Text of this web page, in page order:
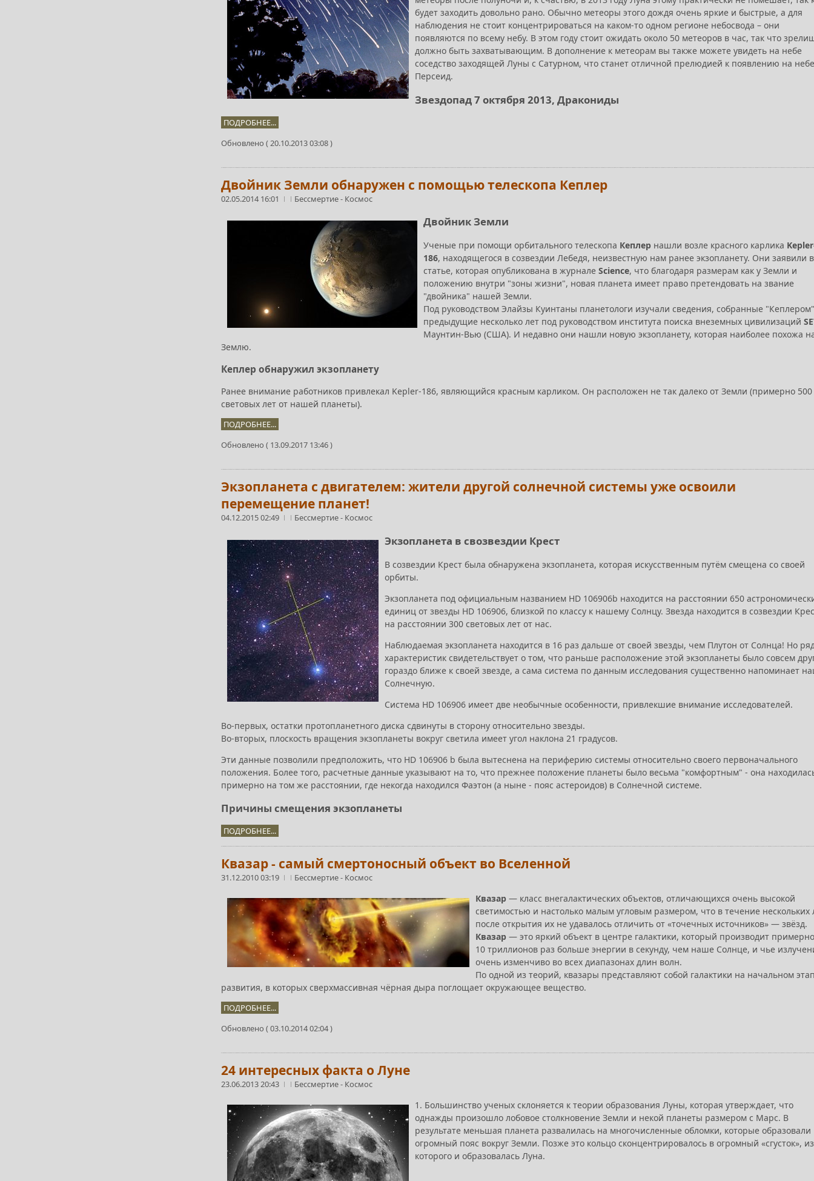
будет заходить довольно рано. Обычно метеоры этого дождя очень яркие и быстрые, а для
наблюдения не стоит концентрироваться на каком-то одном регионе небосвода – они
появляются по всему небу. В этом году стоит ожидать около 50 метеоров в час, так что
должно быть захватывающим. В дополнение к метеорам вы также можете увидеть на небе
соседство заходящей Луны с Сатурном, что станет отличной прелюдией к появлению на небе
Персеид.
Звездопад 7 октября 2013, Дракониды
ПОДРОБНЕЕ...
Обновлено ( 20.10.2013 03:08 )
Двойник Земли обнаружен с помощью телескопа Кеплер
02.05.2014 16:01 Бессмертие- Космос
Двойник Земли
Ученые при помощи орбитального телескопа Кеплер нашли возле красного карлика
186, находящегося в созвездии Лебедя, неизвестную нам ранее экзопланету. Они заявили в
статье, которая опубликована в журнале Science, что благодаря размерам как у Земли и
положению внутри "зоны жизни", новая планета имеет право претендовать на звание
"двойника" нашей Земли.
Под руководством Элайзы Куинтаны планетологи изучали сведения, собранные
предыдущие несколько лет под руководством института поиска внеземных цивилизаций
Маунтин-Вью (США). И недавно они нашли новую экзопланету, которая наиболее похожа
Землю.
Кеплер обнаружил экзопланету
Ранее внимание работников привлекал Kepler-186, являющийся красным карликом. Он расположен не так далеко от Земли (примерно 500
световых лет от нашей планеты).
ПОДРОБНЕЕ...
Обновлено ( 13.09.2017 13:46 )
Экзопланета с двигателем: жители другой солнечной системы уже освоили
перемещение планет!
04.12.2015 02:49 Бессмертие- Космос
Экзопланета в свозвездии Крест
В созвездии Крест была обнаружена экзопланета, которая искусственным путём смещена со своей
орбиты.
Экзопланета под официальным названием HD 106906b находится на расстоянии 650
единиц от звезды HD 106906, близкой по классу к нашему Солнцу. Звезда находится в созвездии
на расстоянии 300 световых лет от нас.
Наблюдаемая экзопланета находится в 16 раз дальше от своей звезды, чем Плутон от Солнца! Но
характеристик свидетельствует о том, что раньше расположение этой экзопланеты было совсем
гораздо ближе к своей звезде, а сама система по данным исследования существенно напоминает
Солнечную.
Система HD 106906 имеет две необычные особенности, привлекшие внимание исследователей.
Во-первых, остатки протопланетного диска сдвинуты в сторону относительно звезды.
Во-вторых, плоскость вращения экзопланеты вокруг светила имеет угол наклона 21 градусов.
Эти данные позволили предположить, что HD 106906 b была вытеснена на периферию системы относительно своего первоначального
положения. Более того, расчетные данные указывают на то, что прежнее положение планеты было весьма "комфортным" - она
примерно на том же расстоянии, где некогда находился Фаэтон (а ныне - пояс астероидов) в Солнечной системе.
Причины смещения экзопланеты
ПОДРОБНЕЕ...
Квазар - самый смертоносный объект во Вселенной
31.12.2010 03:19 Бессмертие- Космос
Квазар — класс внегалактических объектов, отличающихся очень высокой
светимостью и настолько малым угловым размером, что в течение нескольких
после открытия их не удавалось отличить от «точечных источников» — звёзд.
Квазар — это яркий объект в центре галактики, который производит
10 триллионов раз больше энергии в секунду, чем наше Солнце, и чье
очень изменчиво во всех диапазонах длин волн.
По одной из теорий, квазары представляют собой галактики на начальном
развития, в которых сверхмассивная чёрная дыра поглощает окружающее вещество.
ПОДРОБНЕЕ...
Обновлено ( 03.10.2014 02:04 )
24 интересных факта о Луне
23.06.2013 20:43 Бессмертие- Космос
1. Большинство ученых склоняется к теории образования Луны, которая утверждает, что
однажды произошло лобовое столкновение Земли и некой планеты размером с Марс. В
результате меньшая планета развалилась на многочисленные обломки, которые образовали
огромный пояс вокруг Земли. Позже это кольцо сконцентрировалось в огромный «сгусток», из
которого и образовалась Луна.